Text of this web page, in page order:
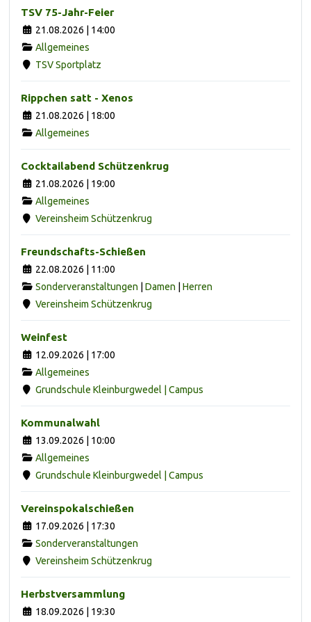
TSV 75-Jahr-Feier
21.08.2026 | 14:00
Allgemeines
TSV Sportplatz
Rippchen satt - Xenos
21.08.2026 | 18:00
Allgemeines
Cocktailabend Schützenkrug
21.08.2026 | 19:00
Allgemeines
Vereinsheim Schützenkrug
Freundschafts-Schießen
22.08.2026 | 11:00
Sonderveranstaltungen
Damen
Herren
Vereinsheim Schützenkrug
Weinfest
12.09.2026 | 17:00
Allgemeines
Grundschule Kleinburgwedel | Campus
Kommunalwahl
13.09.2026 | 10:00
Allgemeines
Grundschule Kleinburgwedel | Campus
Vereinspokalschießen
17.09.2026 | 17:30
Sonderveranstaltungen
Vereinsheim Schützenkrug
Herbstversammlung
18.09.2026 | 19:30